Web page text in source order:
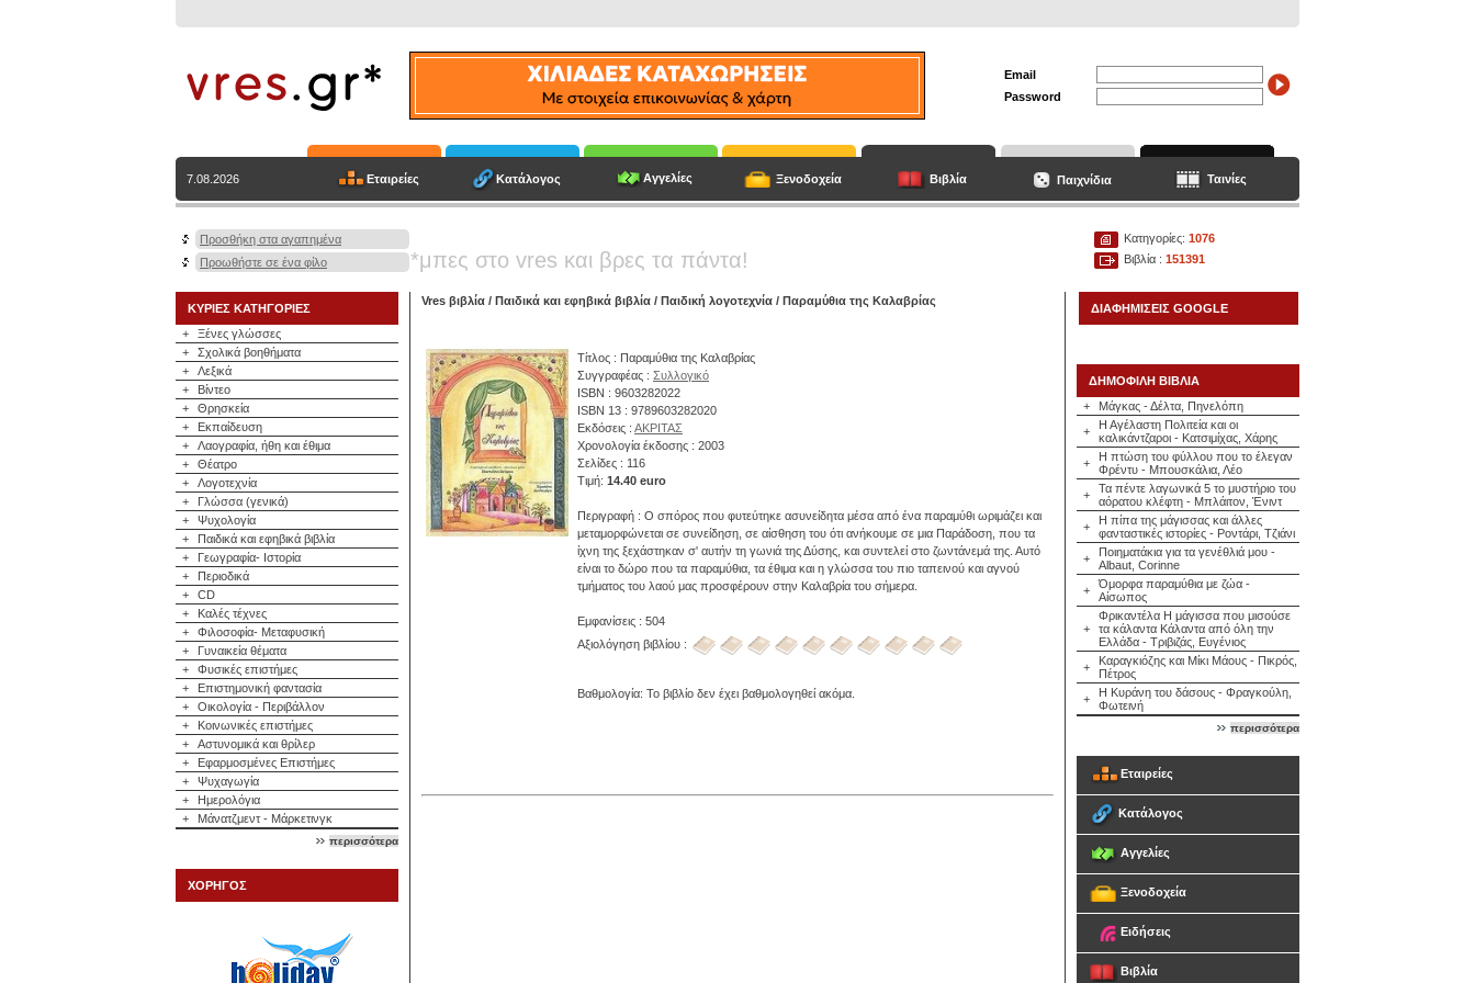
Email
Password
7.08.2026 Εταιρείες Κατάλογος Αγγελίες Ξενοδοχεία Βιβλία Παιχνίδια Ταινίες
Προσθήκη στα αγαπημένα
Προωθήστε σε ένα φίλο
*μπες στο vres και βρες τα πάντα!
Κατηγορίες: 1076
Βιβλία : 151391
ΚΥΡΙΕΣ ΚΑΤΗΓΟΡΙΕΣ
+
Ξένες γλώσσες
+
Σχολικά βοηθήματα
+
Λεξικά
+
Βίντεο
+
Θρησκεία
+
Εκπαίδευση
+
Λαογραφία, ήθη και έθιμα
+
Θέατρο
+
Λογοτεχνία
+
Γλώσσα (γενικά)
+
Ψυχολογία
+
Παιδικά και εφηβικά βιβλία
+
Γεωγραφία- Ιστορία
+
Περιοδικά
+
CD
+
Καλές τέχνες
+
Φιλοσοφία- Μεταφυσική
+
Γυναικεία θέματα
+
Φυσικές επιστήμες
+
Επιστημονική φαντασία
+
Οικολογία - Περιβάλλον
+
Κοινωνικές επιστήμες
+
Αστυνομικά και θρίλερ
+
Εφαρμοσμένες Επιστήμες
+
Ψυχαγωγία
+
Ημερολόγια
+
Μάνατζμεντ - Μάρκετινγκ
περισσότερα
ΧΟΡΗΓΟΣ
Vres βιβλία / Παιδικά και εφηβικά βιβλία / Παιδική λογοτεχνία / Παραμύθια της Καλαβρίας
Τίτλος : Παραμύθια της Καλαβρίας
Συγγραφέας : Συλλογικό
ISBN : 9603282022
ISBN 13 : 9789603282020
Εκδόσεις : ΑΚΡΙΤΑΣ
Χρονολογία έκδοσης : 2003
Σελίδες : 116
Τιμή: 14.40 euro
Περιγραφή : Ο σπόρος που φυτεύτηκε ασυνείδητα μέσα από ένα παραμύθι ωριμάζει και
μεταμορφώνεται σε συνείδηση, σε αίσθηση του ότι ανήκουμε σε μια Παράδοση, που τα
ίχνη της ξεχάστηκαν σ' αυτήν τη γωνιά της Δύσης, και συντελεί στο ζωντάνεμά της. Αυτό
είναι το δώρο που τα παραμύθια, τα έθιμα και η γλώσσα του πιο ταπεινού και αγνού
τμήματος του λαού μας προσφέρουν στην Καλαβρία του σήμερα.
Εμφανίσεις : 504
Αξιολόγηση βιβλίου :
Βαθμολογία: Το βιβλίο δεν έχει βαθμολογηθεί ακόμα.
ΔΙΑΦΗΜΙΣΕΙΣ GOOGLE
ΔΗΜΟΦΙΛΗ ΒΙΒΛΙΑ
+
Μάγκας - Δέλτα, Πηνελόπη
+
Η Αγέλαστη Πολιτεία και οι
καλικάντζαροι - Κατσιμίχας, Χάρης
+
Η πτώση του φύλλου που το έλεγαν
Φρέντυ - Μπουσκάλια, Λέο
+
Τα πέντε λαγωνικά 5 το μυστήριο του
αόρατου κλέφτη - Μπλάιτον, Ένιντ
+
Η πίπα της μάγισσας και άλλες
φανταστικές ιστορίες - Ροντάρι, Τζιάνι
+
Ποιηματάκια για τα γενέθλιά μου -
Albaut, Corinne
+
Όμορφα παραμύθια με ζώα -
Αίσωπος
+
Φρικαντέλα Η μάγισσα που μισούσε
τα κάλαντα Κάλαντα από όλη την
Ελλάδα - Τριβιζάς, Ευγένιος
+
Καραγκιόζης και Μίκι Μάους - Πικρός,
Πέτρος
+
Η Κυράνη του δάσους - Φραγκούλη,
Φωτεινή
περισσότερα
Εταιρείες
Κατάλογος
Αγγελίες
Ξενοδοχεία
Ειδήσεις
Βιβλία